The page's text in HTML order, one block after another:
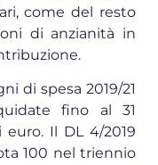
come del resto
di anzianità in
di spesa 2019/21
fino al 31
Il DL 4/2019
100 nel triennio